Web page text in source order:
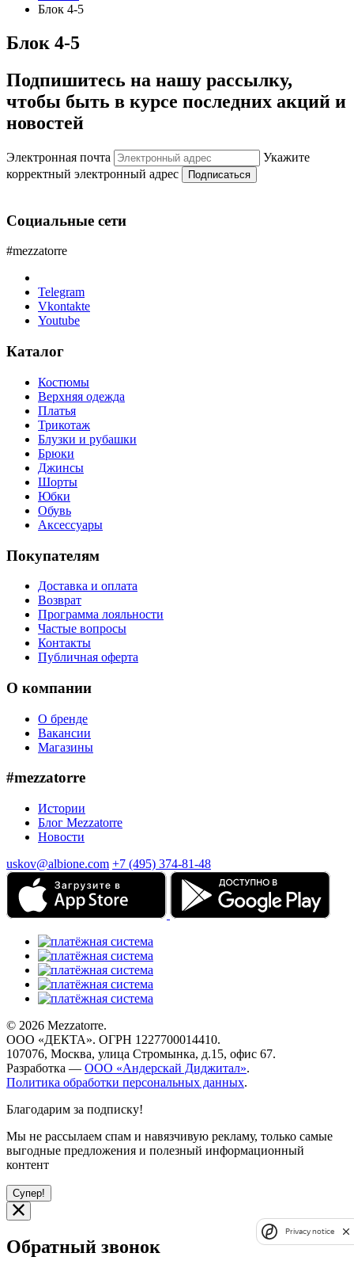
Блок 4-5
Блок 4-5
Подпишитесь на нашу рассылку,
чтобы быть в курсе последних акций и
новостей
Электронная почта
Укажите
корректный электронный адрес
Подписаться
Социальные сети
#mezzatorre
Telegram
Vkontakte
Youtube
Каталог
Костюмы
Верхняя одежда
Платья
Трикотаж
Блузки и рубашки
Брюки
Джинсы
Шорты
Юбки
Обувь
Аксессуары
Покупателям
Доставка и оплата
Возврат
Программа лояльности
Частые вопросы
Контакты
Публичная оферта
О компании
О бренде
Вакансии
Магазины
#mezzatorre
Истории
Блог Mezzatorre
Новости
uskov@albione.com +7 (495) 374-81-48
© 2026 Mezzatorre.
ООО «ДЕКТА». ОГРН 1227700014410.
107076, Москва, улица Стромынка, д.15, офис 67.
Разработка — ООО «Андерскай Диджитал».
Политика обработки персональных данных.
Благодарим за подписку!
Мы не рассылаем спам и навязчивую рекламу, только самые
выгодные предложения и полезный информационный
контент
Супер!
Обратный звонок
Privacy notice